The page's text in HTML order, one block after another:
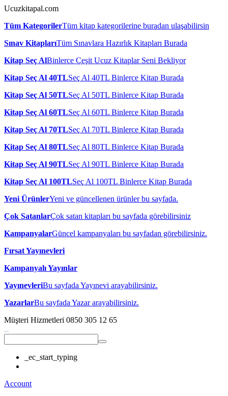
Ucuzkitapal.com
Tüm KategorilerTüm kitap kategorilerine buradan ulaşabilirsin
Sınav KitaplarıTüm Sınavlara Hazırlık Kitapları Burada
Kitap Seç AlBinlerce Çeşit Ucuz Kitaplar Seni Bekliyor
Kitap Seç Al 40TLSeç Al 40TL Binlerce Kitap Burada
Kitap Seç Al 50TLSeç Al 50TL Binlerce Kitap Burada
Kitap Seç Al 60TLSeç Al 60TL Binlerce Kitap Burada
Kitap Seç Al 70TLSeç Al 70TL Binlerce Kitap Burada
Kitap Seç Al 80TLSeç Al 80TL Binlerce Kitap Burada
Kitap Seç Al 90TLSeç Al 90TL Binlerce Kitap Burada
Kitap Seç Al 100TLSeç Al 100TL Binlerce Kitap Burada
Yeni ÜrünlerYeni ve güncellenen ürünler bu sayfada.
Çok SatanlarÇok satan kitapları bu sayfada görebilirsiniz
KampanyalarGüncel kampanyaları bu sayfadan görebilirsiniz.
Fırsat Yayınevleri
Kampanyalı Yayınlar
YayınevleriBu sayfada Yayınevi arayabilirsiniz.
YazarlarBu sayfada Yazar arayabilirsiniz.
Müşteri Hizmetleri 0850 305 12 65
_ec_start_typing
Account